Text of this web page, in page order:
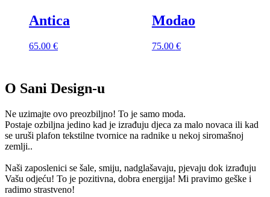
Antica
65.00 €
Modao
75.00 €
O Sani Design-u
Ne uzimajte ovo preozbiljno! To je samo moda.
Postaje ozbiljna jedino kad je izrađuju djeca za malo novaca ili kad
se uruši plafon tekstilne tvornice na radnike u nekoj siromašnoj
zemlji..
Naši zaposlenici se šale, smiju, nadglašavaju, pjevaju dok izrađuju
Vašu odjeću! To je pozitivna, dobra energija! Mi pravimo geške i
radimo strastveno!